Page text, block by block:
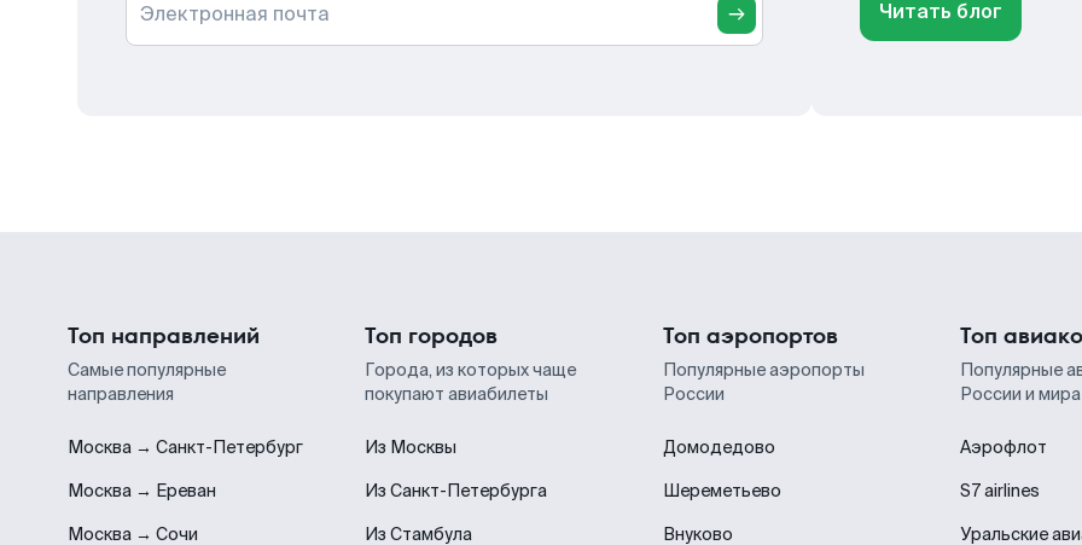
Электронная почта Читать блог
Топ направлений
Самые популярные
направления
Москва → Санкт-Петербург
Москва → Ереван
Москва → Сочи
Топ городов
Города, из которых чаще
покупают авиабилеты
Из Москвы
Из Санкт-Петербурга
Из Стамбула
Топ аэропортов
Популярные аэропорты
России
Домодедово
Шереметьево
Внуково
Топ
Популярные
России и мира
Аэрофлот
S7 airlines
Уральские